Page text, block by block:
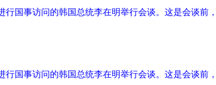
国事访问的韩国总统李在明举行会谈。这是会谈前
国事访问的韩国总统李在明举行会谈。这是会谈前